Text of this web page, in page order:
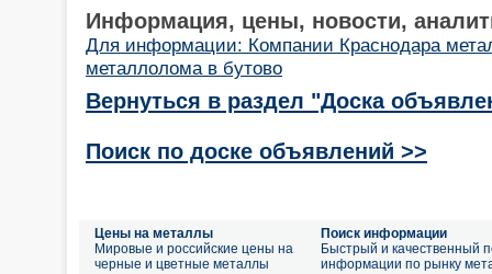
Информация, цены, новости,
Для информации: Компании Краснодара
металлолома в бутово
Вернуться в раздел "Доска
Поиск по доске объявлений >>
Цены на металлы
Мировые и российские цены на
черные и цветные металлы
Поиск информации
Быстрый и качественный
информации по рынку